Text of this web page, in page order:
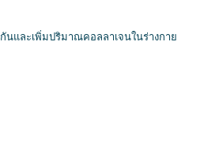
และเพิ่มปริมาณคอลลาเจนในร่างกาย